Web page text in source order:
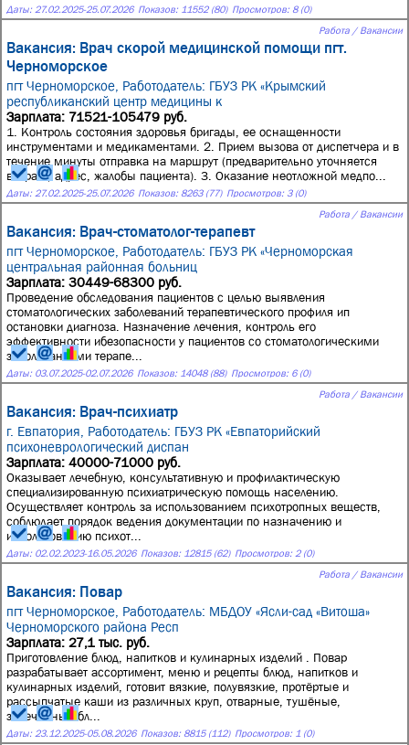
Даты: 27.02.2025-25.07.2026 Показов: 11552 (80) Просмотров: 8 (0)
Работа / Вакансии
Вакансия: Врач скорой медицинской помощи пгт.
Черноморское
пгт Черноморское, Работодатель: ГБУЗ РК «Крымский
республиканский центр медицины к
Зарплата: 71521-105479 руб.
1. Контроль состояния здоровья бригады, ее оснащенности
инструментами и медикаментами. 2. Прием вызова от диспетчера и в
течение минуты отправка на маршрут (предварительно уточняется
возраст, адрес, жалобы пациента). 3. Оказание неотложной медпо...
Даты: 27.02.2025-25.07.2026 Показов: 8263 (77) Просмотров: 3 (0)
Работа / Вакансии
Вакансия: Врач-стоматолог-терапевт
пгт Черноморское, Работодатель: ГБУЗ РК «Черноморская
центральная районная больниц
Зарплата: 30449-68300 руб.
Проведение обследования пациентов с целью выявления
стоматологических заболеваний терапевтического профиля ип
остановки диагноза. Назначение лечения, контроль его
эффективности ибезопасности у пациентов со стоматологическими
заболеваниями терапе...
Даты: 03.07.2025-02.07.2026 Показов: 14048 (88) Просмотров: 6 (0)
Работа / Вакансии
Вакансия: Врач-психиатр
г. Евпатория, Работодатель: ГБУЗ РК «Евпаторийский
психоневрологический диспан
Зарплата: 40000-71000 руб.
Оказывает лечебную, консультативную и профилактическую
специализированную психиатрическую помощь населению.
Осуществляет контроль за использованием психотропных веществ,
соблюдает порядок ведения документации по назначению и
использованию психот...
Даты: 02.02.2023-16.05.2026 Показов: 12815 (62) Просмотров: 2 (0)
Работа / Вакансии
Вакансия: Повар
пгт Черноморское, Работодатель: МБДОУ «Ясли-сад «Витоша»
Черноморского района Респ
Зарплата: 27,1 тыс. руб.
Приготовление блюд, напитков и кулинарных изделий . Повар
разрабатывает ассортимент, меню и рецепты блюд, напитков и
кулинарных изделий, готовит вязкие, полувязкие, протёртые и
рассыпчатые каши из различных круп, отварные, тушёные,
запечённые бл...
Даты: 23.12.2025-05.08.2026 Показов: 8815 (112) Просмотров: 1 (0)